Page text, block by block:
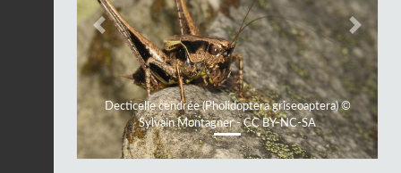
Decticelle cendrée (Pholidoptera griseoaptera) ©
Sylvain Montagner - CC BY-NC-SA
Previous Next